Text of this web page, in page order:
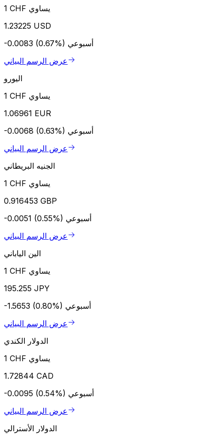
1 CHF يساوي
1.23225 USD
-0.0083 (0.67%) أسبوعي
عرض الرسم البياني
اليورو
1 CHF يساوي
1.06961 EUR
-0.0068 (0.63%) أسبوعي
عرض الرسم البياني
الجنيه البريطاني
1 CHF يساوي
0.916453 GBP
-0.0051 (0.55%) أسبوعي
عرض الرسم البياني
الين الياباني
1 CHF يساوي
195.255 JPY
-1.5653 (0.80%) أسبوعي
عرض الرسم البياني
الدولار الكندي
1 CHF يساوي
1.72844 CAD
-0.0095 (0.54%) أسبوعي
عرض الرسم البياني
الدولار الأسترالي